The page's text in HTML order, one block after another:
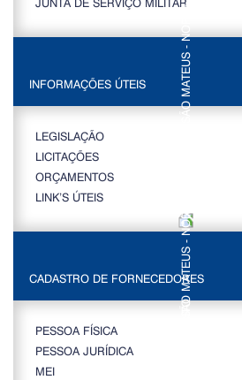
INFORMAÇÕES ÚTEIS
LEGISLAÇÃO
LICITAÇÕES
ORÇAMENTOS
LINK’S ÚTEIS
CADASTRO DE FORNECEDORES
PESSOA FÍSICA
PESSOA JURÍDICA
MEI